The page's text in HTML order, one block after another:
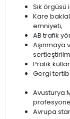
Sık örgüsü
Kare
emniyeti,
AB trafik
Aşınmaya
Pratik
Gergi
Avusturya
Avrupa